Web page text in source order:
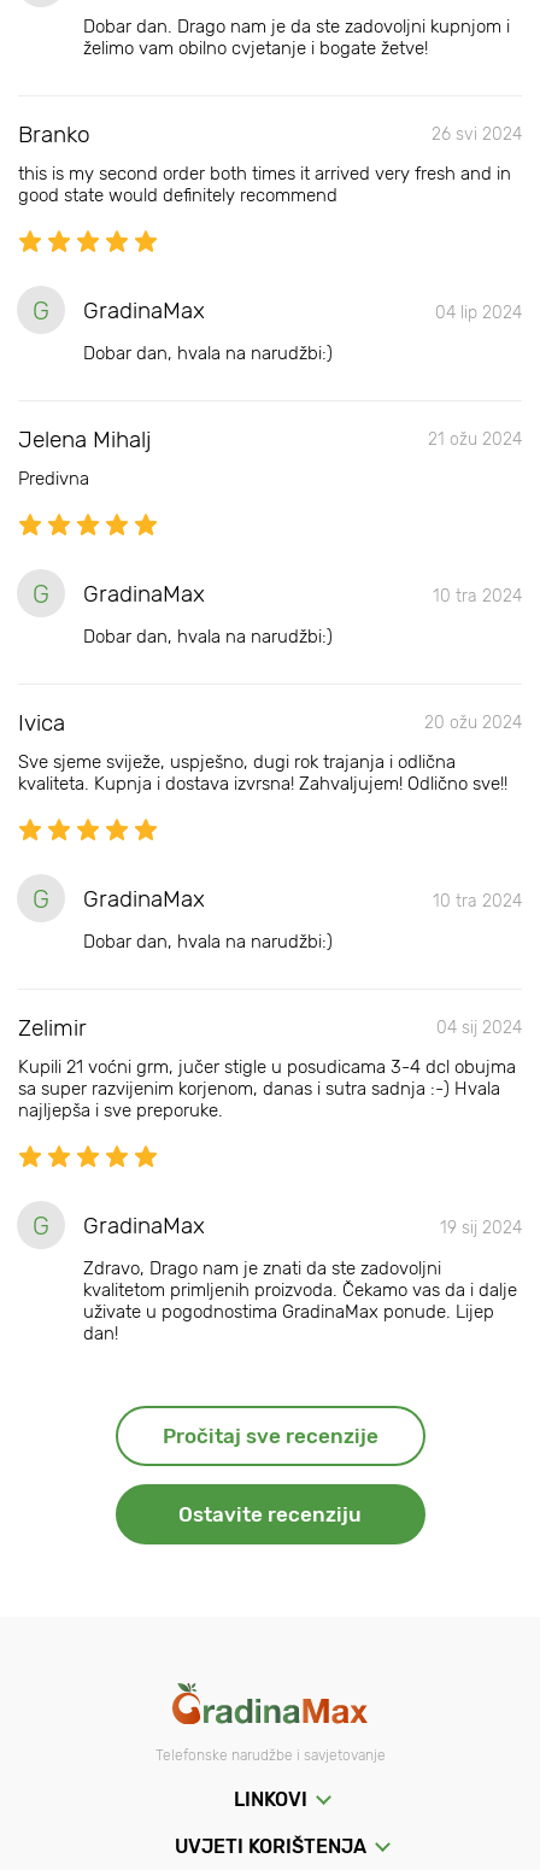
Dobar dan. Drago nam je da ste zadovoljni kupnjom i
želimo vam obilno cvjetanje i bogate žetve!
Branko 26 svi 2024
this is my second order both times it arrived very fresh and in
good state would definitely recommend
G GradinaMax 04 lip 2024
Dobar dan, hvala na narudžbi:)
Jelena Mihalj 21 ožu 2024
Predivna
G GradinaMax 10 tra 2024
Dobar dan, hvala na narudžbi:)
Ivica 20 ožu 2024
Sve sjeme sviježe, uspješno, dugi rok trajanja i odlična
kvaliteta. Kupnja i dostava izvrsna! Zahvaljujem! Odlično sve!!
G GradinaMax 10 tra 2024
Dobar dan, hvala na narudžbi:)
Zelimir 04 sij 2024
Kupili 21 voćni grm, jučer stigle u posudicama 3-4 dcl obujma
sa super razvijenim korjenom, danas i sutra sadnja :-) Hvala
najljepša i sve preporuke.
G GradinaMax 19 sij 2024
Zdravo, Drago nam je znati da ste zadovoljni
kvalitetom primljenih proizvoda. Čekamo vas da i dalje
uživate u pogodnostima GradinaMax ponude. Lijep
dan!
Pročitaj sve recenzije
Ostavite recenziju
Telefonske narudžbe i savjetovanje
LINKOVI
UVJETI KORIŠTENJA